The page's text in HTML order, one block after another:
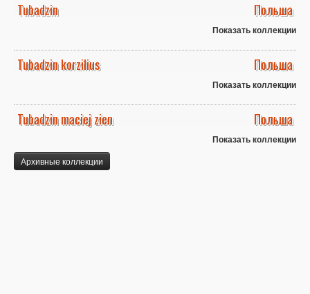
Tubadzin Польша
Показать коллекции
Tubadzin korzilius Польша
Показать коллекции
Tubadzin maciej zien Польша
Показать коллекции
Архивные коллекции